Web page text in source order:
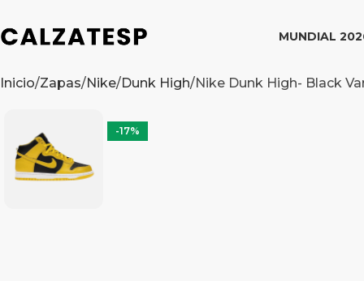
MUNDIAL
Inicio Zapas Nike Dunk High Nike Dunk High- Black
-17%